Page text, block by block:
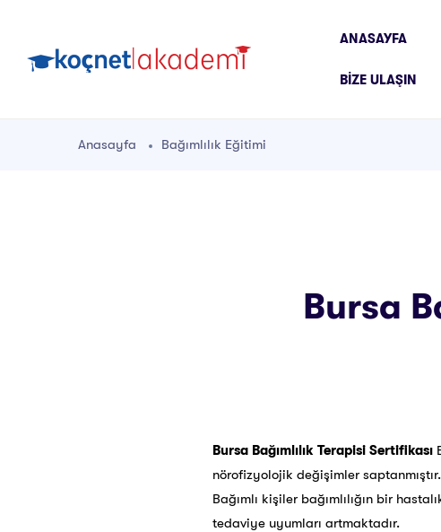
ANASAYFA
BIZE ULAŞIN
Anasayfa Bağımlılık Eğitimi
Bursa
Bursa Bağımlılık Terapisi Sertifikası
nörofizyolojik değişimler
Bağımlı kişiler bağımlılığın bir
tedaviye uyumları artmaktadır.